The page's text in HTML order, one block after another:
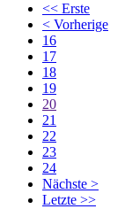
<< Erste
< Vorherige
16
17
18
19
20
21
22
23
24
Nächste >
Letzte >>